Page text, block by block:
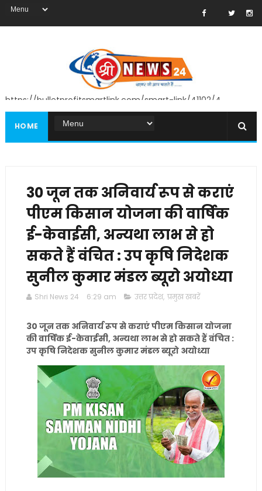
https://bulletprofitsmartlink.com/smart-link/41102/4
HOME
30 जून तक अनिवार्य रूप से कराएं
पीएम किसान योजना की वार्षिक
ई-केवाईसी, अन्यथा लाभ से हो
सकते हैं वंचित : उप कृषि निदेशक
सुनील कुमार मंडल ब्यूरो अयोध्या
Shri News 24 6:29 am उत्तर प्रदेश, प्रमुख खबरें
30 जून तक अनिवार्य रूप से कराएं पीएम किसान योजना
की वार्षिक ई-केवाईसी, अन्यथा लाभ से हो सकते हैं वंचित :
उप कृषि निदेशक सुनील कुमार मंडल ब्यूरो अयोध्या